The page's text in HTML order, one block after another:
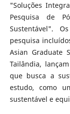
"Soluções
Pesquisa de
Sustentável".
pesquisa
Asian Graduate
Tailândia,
que busca a
estudo, como
sustentável e